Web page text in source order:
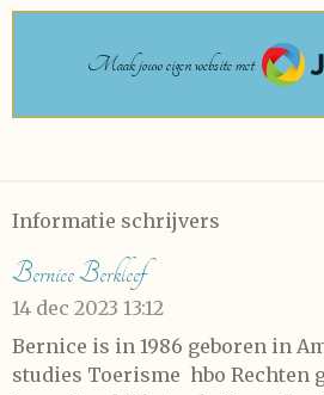
Maak jouw eigen website met
JouwWeb
Informatie schrijvers
Bernice Berkleef
14 dec 2023 13:12
Bernice is in 1986 geboren in
studies Toerisme hbo Rechten